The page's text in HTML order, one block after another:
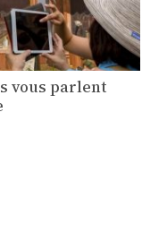
vous parlent